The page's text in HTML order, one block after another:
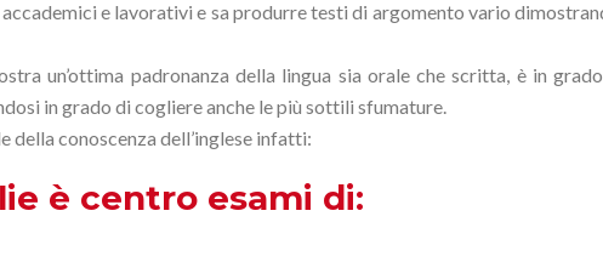
e lavorativi e sa produrre testi di argomento vario
un’ottima padronanza della lingua sia orale che scritta, è in
in grado di cogliere anche le più sottili sfumature.
conoscenza dell’inglese infatti:
è centro esami di: